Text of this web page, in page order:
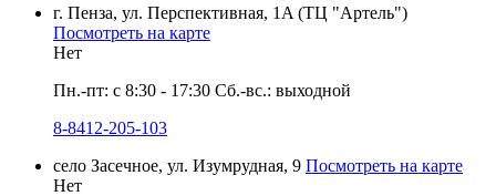
г. Пенза, ул. Перспективная, 1A (ТЦ "Артель")
Посмотреть на карте
Нет
Пн.-пт: с 8:30 - 17:30 Сб.-вс.: выходной
8-8412-205-103
село Засечное, ул. Изумрудная, 9 Посмотреть на карте
Нет